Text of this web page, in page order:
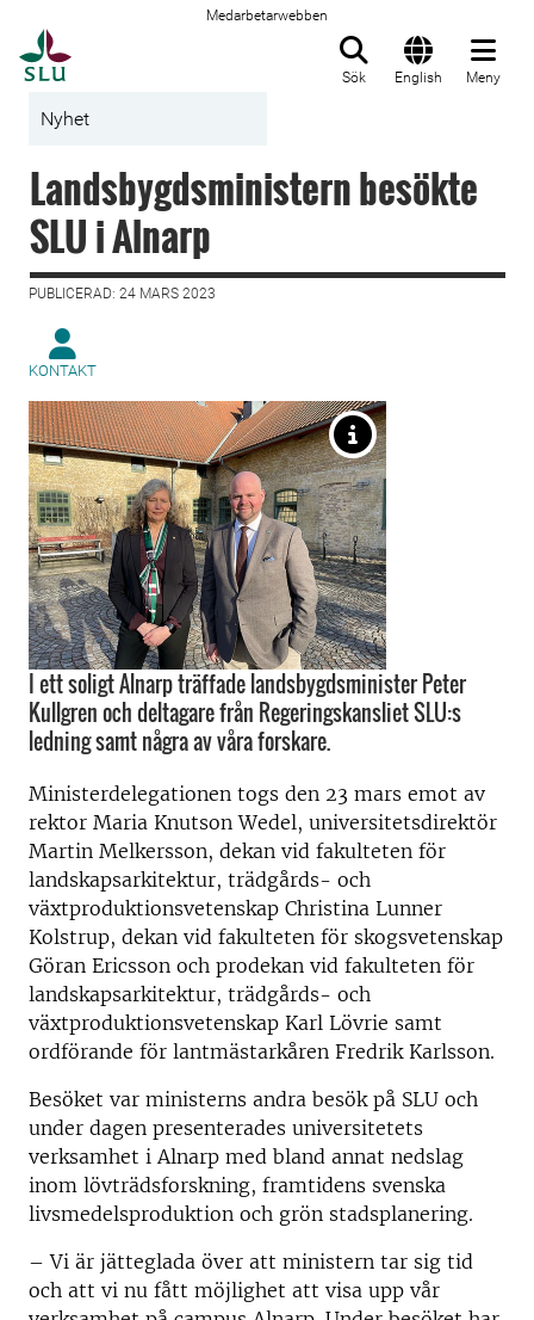
Medarbetarwebben
Sök English Meny
Nyhet
Landsbygdsministern besökte
SLU i Alnarp
PUBLICERAD: 24 MARS 2023
KONTAKT
I ett soligt Alnarp träffade landsbygdsminister Peter
Kullgren och deltagare från Regeringskansliet SLU:s
ledning samt några av våra forskare.
Ministerdelegationen togs den 23 mars emot av
rektor Maria Knutson Wedel, universitetsdirektör
Martin Melkersson, dekan vid fakulteten för
landskapsarkitektur, trädgårds- och
växtproduktionsvetenskap Christina Lunner
Kolstrup, dekan vid fakulteten för skogsvetenskap
Göran Ericsson och prodekan vid fakulteten för
landskapsarkitektur, trädgårds- och
växtproduktionsvetenskap Karl Lövrie samt
ordförande för lantmästarkåren Fredrik Karlsson.
Besöket var ministerns andra besök på SLU och
under dagen presenterades universitetets
verksamhet i Alnarp med bland annat nedslag
inom lövträdsforskning, framtidens svenska
livsmedelsproduktion och grön stadsplanering.
– Vi är jätteglada över att ministern tar sig tid
och att vi nu fått möjlighet att visa upp vår